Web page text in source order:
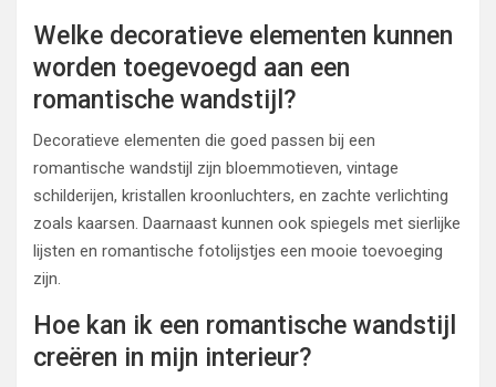
Welke decoratieve elementen kunnen
worden toegevoegd aan een
romantische wandstijl?
Decoratieve elementen die goed passen bij een
romantische wandstijl zijn bloemmotieven, vintage
schilderijen, kristallen kroonluchters, en zachte verlichting
zoals kaarsen. Daarnaast kunnen ook spiegels met sierlijke
lijsten en romantische fotolijstjes een mooie toevoeging
zijn.
Hoe kan ik een romantische wandstijl
creëren in mijn interieur?